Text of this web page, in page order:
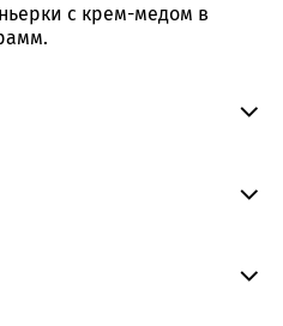
с крем-медом в